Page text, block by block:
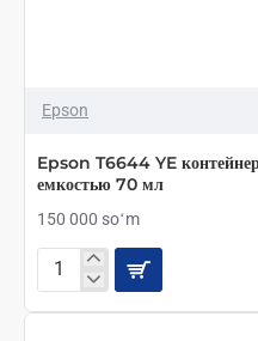
Epson
Epson T6644 YE
емкостью 70 мл
150 000 soʻm
Epson